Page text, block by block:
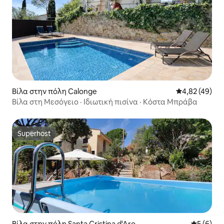
Βίλα στην πόλη Calonge Μέση
4,82 (49)
Βίλα στη Μεσόγειο · Ιδιωτική πισίνα · Κόστα Μπράβα
Superhost
Superhost